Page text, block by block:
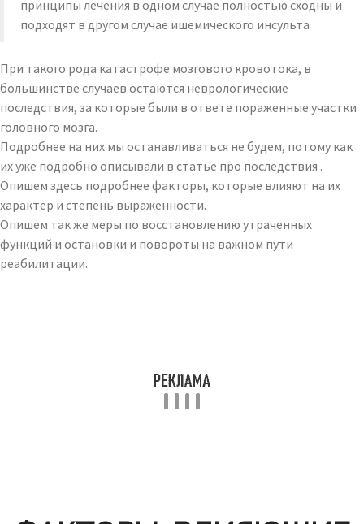
принципы лечения в одном случае полностью сходны и
подходят в другом случае ишемического инсульта
При такого рода катастрофе мозгового кровотока, в
большинстве случаев остаются неврологические
последствия, за которые были в ответе пораженные участки
головного мозга.
Подробнее на них мы останавливаться не будем, потому как
их уже подробно описывали в статье про последствия .
Опишем здесь подробнее факторы, которые влияют на их
характер и степень выраженности.
Опишем так же меры по восстановлению утраченных
функций и остановки и повороты на важном пути
реабилитации.